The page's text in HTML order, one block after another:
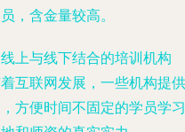
，含金量较高。
线上与线下结合的培训机构
互联网发展，一些机构提
方便时间不固定的学员学